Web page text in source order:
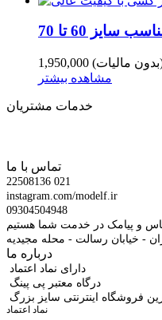
60 تا 70
مالیات)
مشاهده بیشتر
خدمات مشتریان
تماس با ما
22508136 021
instagram.com/modelf.ir
09304504948
و پیامک در خدمت شما هستیم
- خیابان رسالت - محله مجیدیه
درباره ما
دارای نماد اعتماد
درگاه معتبر پی پینگ
فروشگاه اینترنتی سایز بزرگ
نماد اعتماد